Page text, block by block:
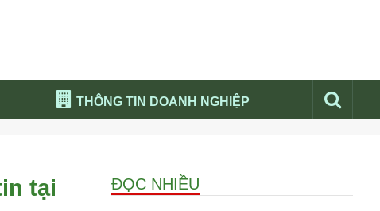
THÔNG TIN DOANH NGHIỆP
Nổi bật báo nga
Thư viện media
tại
ĐỌC NHIỀU